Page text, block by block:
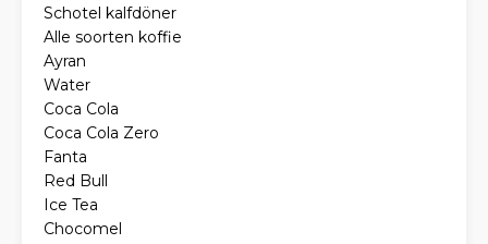
Schotel kalfdöner
Alle soorten koffie
Ayran
Water
Coca Cola
Coca Cola Zero
Fanta
Red Bull
Ice Tea
Chocomel